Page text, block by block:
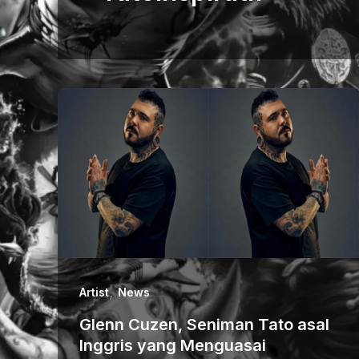
Artist,News
Glenn Cuzen, Seniman Tato asal
Inggris yang Menguasai